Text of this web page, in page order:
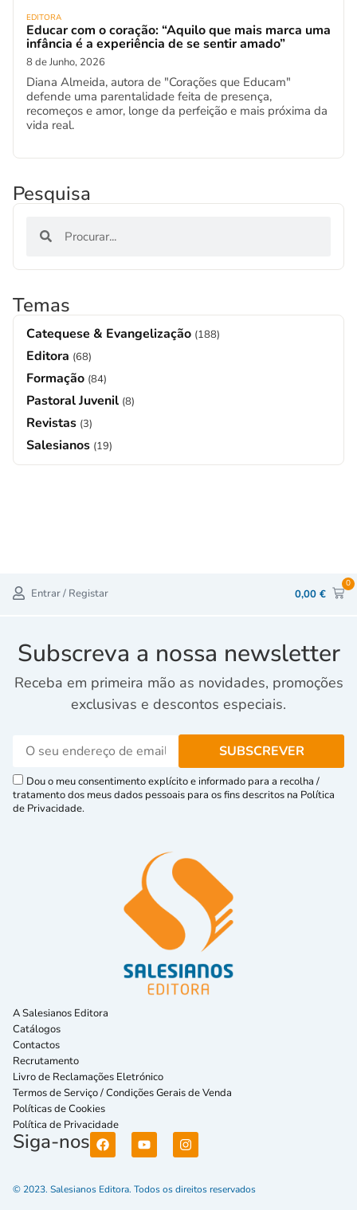
EDITORA
Educar com o coração: “Aquilo que mais marca uma
infância é a experiência de se sentir amado”
8 de Junho, 2026
Diana Almeida, autora de "Corações que Educam"
defende uma parentalidade feita de presença,
recomeços e amor, longe da perfeição e mais próxima da
vida real.
Pesquisa
Temas
Catequese & Evangelização (188)
Editora (68)
Formação (84)
Pastoral Juvenil (8)
Revistas (3)
Salesianos (19)
Entrar / Registar 0,00 €
0
Subscreva a nossa newsletter
Receba em primeira mão as novidades, promoções
exclusivas e descontos especiais.
Dou o meu consentimento explícito e informado para a recolha /
tratamento dos meus dados pessoais para os fins descritos na Política
de Privacidade.
A Salesianos Editora
Catálogos
Contactos
Recrutamento
Livro de Reclamações Eletrónico
Termos de Serviço / Condições Gerais de Venda
Políticas de Cookies
Política de Privacidade
Siga-nos
© 2023. Salesianos Editora. Todos os direitos reservados